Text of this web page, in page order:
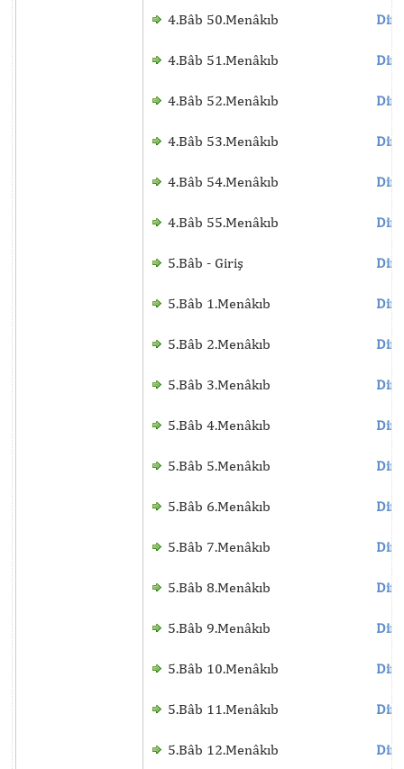
4.Bâb 50.Menâkıb
4.Bâb 51.Menâkıb
4.Bâb 52.Menâkıb
4.Bâb 53.Menâkıb
4.Bâb 54.Menâkıb
4.Bâb 55.Menâkıb
5.Bâb - Giriş
5.Bâb 1.Menâkıb
5.Bâb 2.Menâkıb
5.Bâb 3.Menâkıb
5.Bâb 4.Menâkıb
5.Bâb 5.Menâkıb
5.Bâb 6.Menâkıb
5.Bâb 7.Menâkıb
5.Bâb 8.Menâkıb
5.Bâb 9.Menâkıb
5.Bâb 10.Menâkıb
5.Bâb 11.Menâkıb
5.Bâb 12.Menâkıb